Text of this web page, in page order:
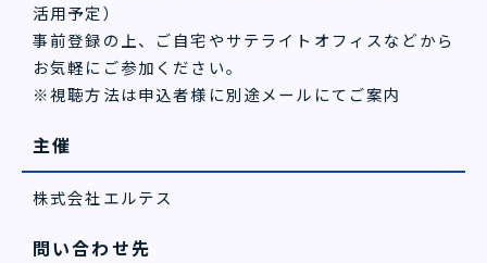
活用予定）
事前登録の上、ご自宅やサテライトオフィスなどから
お気軽にご参加ください。
※視聴方法は申込者様に別途メールにてご案内
主催
株式会社エルテス
問い合わせ先